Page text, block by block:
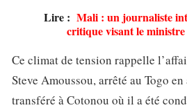
Lire : Mali : un journaliste
critique visant le ministre
Ce climat de tension rappelle
Steve Amoussou, arrêté au Togo
transféré à Cotonou où il a été